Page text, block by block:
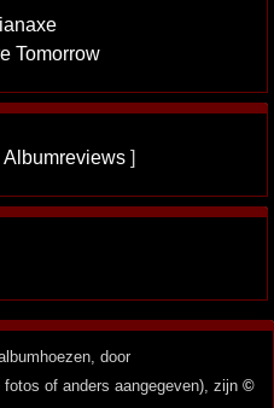
Tomorrow
Albumreviews ]
door
of anders aangegeven), zijn ©